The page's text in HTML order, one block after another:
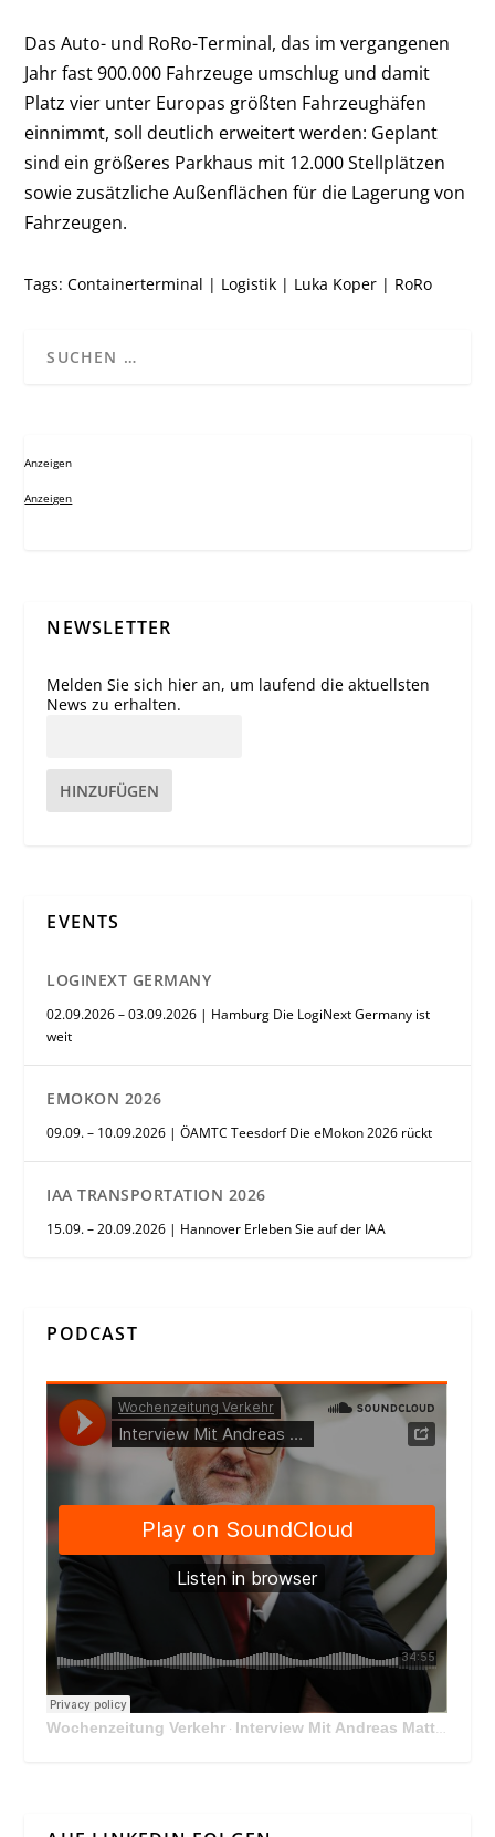
Das Auto- und RoRo-Terminal, das im vergangenen
Jahr fast 900.000 Fahrzeuge umschlug und damit
Platz vier unter Europas größten Fahrzeughäfen
einnimmt, soll deutlich erweitert werden: Geplant
sind ein größeres Parkhaus mit 12.000 Stellplätzen
sowie zusätzliche Außenflächen für die Lagerung von
Fahrzeugen.
Tags:Containerterminal | Logistik | Luka Koper | RoRo
Anzeigen
Anzeigen
NEWSLETTER
Melden Sie sich hier an, um laufend die aktuellsten
News zu erhalten.
HINZUFÜGEN
EVENTS
LOGINEXT GERMANY
02.09.2026 – 03.09.2026 | Hamburg Die LogiNext Germany ist
weit
EMOKON 2026
09.09. – 10.09.2026 | ÖAMTC Teesdorf Die eMokon 2026 rückt
IAA TRANSPORTATION 2026
15.09. – 20.09.2026 | Hannover Erleben Sie auf der IAA
PODCAST
Wochenzeitung Verkehr · Interview Mit Andreas Matthä, CEO der ÖBB Holding